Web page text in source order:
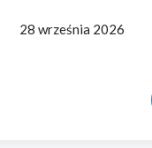
28 września 2026